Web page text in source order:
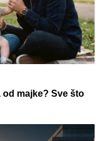
od majke? Sve što